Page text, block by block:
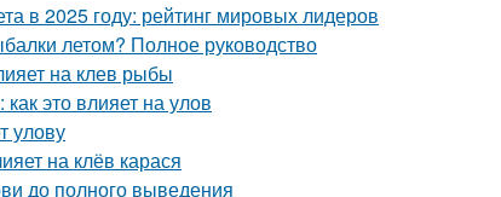
в 2025 году: рейтинг мировых лидеров
летом? Полное руководство
на клев рыбы
это влияет на улов
улову
на клёв карася
до полного выведения